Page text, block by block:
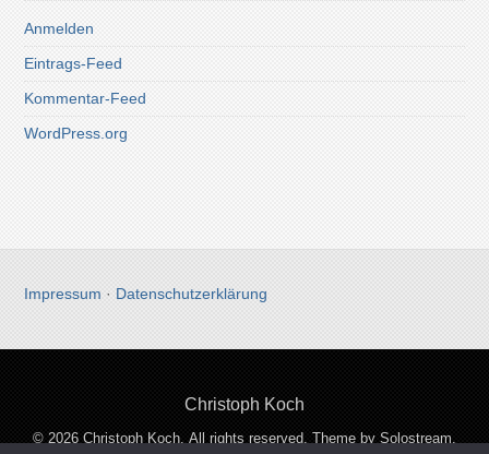
Anmelden
Eintrags-Feed
Kommentar-Feed
WordPress.org
Impressum · Datenschutzerklärung
Christoph Koch
© 2026 Christoph Koch. All rights reserved. Theme by Solostream.